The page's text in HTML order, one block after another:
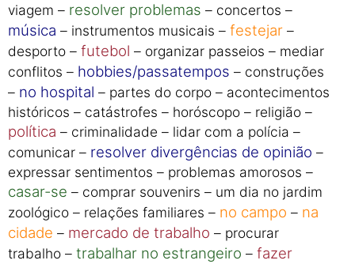
viagem – resolver problemas – concertos –
música – instrumentos musicais – festejar –
desporto – futebol – organizar passeios – mediar
conflitos – hobbies/passatempos – construções
– no hospital – partes do corpo – acontecimentos
históricos – catástrofes – horóscopo – religião –
política – criminalidade – lidar com a polícia –
comunicar – resolver divergências de opinião –
expressar sentimentos – problemas amorosos –
casar-se – comprar souvenirs – um dia no jardim
zoológico – relações familiares – no campo – na
cidade – mercado de trabalho – procurar
trabalho – trabalhar no estrangeiro – fazer